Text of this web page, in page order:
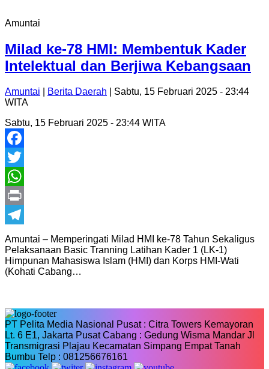
Amuntai
Milad ke-78 HMI: Membentuk Kader
Intelektual dan Berjiwa Kebangsaan
Amuntai Berita Daerah | Sabtu, 15 Februari 2025 - 23:44
WITA
Sabtu, 15 Februari 2025 - 23:44 WITA
Facebook
Twitter
WhatsApp
Print
Telegram
Amuntai – Memperingati Milad HMI ke-78 Tahun Sekaligus
Pelaksanaan Basic Tranning Latihan Kader 1 (LK-1)
Himpunan Mahasiswa Islam (HMI) dan Korps HMI-Wati
(Kohati Cabang…
PT Pelita Media Nasional Pusat : Citra Towers Kemayoran
Lt. 6 E1, Jakarta Pusat Cabang : Gedung Wisma Mandar Jl
Transmigrasi Plajau Kecamatan Simpang Empat Tanah
Bumbu Telp : 081256676161